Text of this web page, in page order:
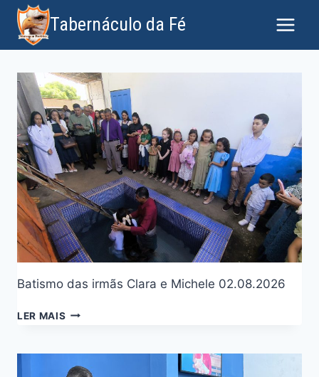
Tabernáculo da Fé
Batismo das irmãs Clara e Michele 02.08.2026
LER MAIS